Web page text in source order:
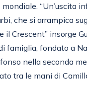
“Un’uscita
che si arrampica
il Crescent” insorge
famiglia, fondato a
nella seconda
tra le mani di